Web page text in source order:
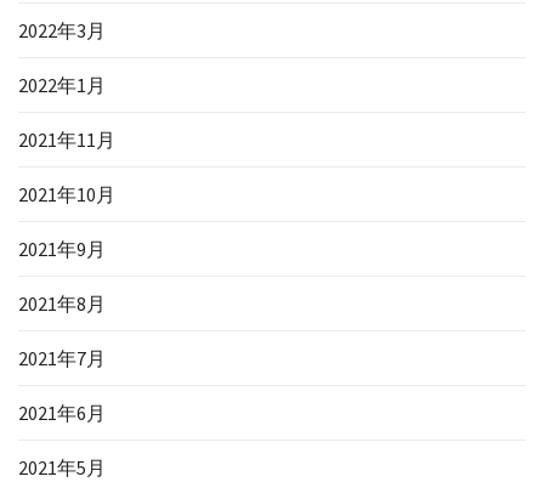
2022年3月
2022年1月
2021年11月
2021年10月
2021年9月
2021年8月
2021年7月
2021年6月
2021年5月